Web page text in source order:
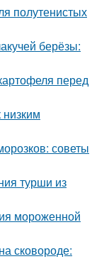
полутенистых
берёзы:
перед
низким
советы
турши из
мороженной
сковороде: